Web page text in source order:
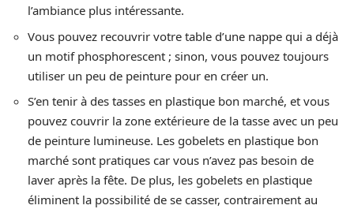
l’ambiance plus intéressante.
Vous pouvez recouvrir votre table d’une nappe qui a déjà
un motif phosphorescent ; sinon, vous pouvez toujours
utiliser un peu de peinture pour en créer un.
S’en tenir à des tasses en plastique bon marché, et vous
pouvez couvrir la zone extérieure de la tasse avec un peu
de peinture lumineuse. Les gobelets en plastique bon
marché sont pratiques car vous n’avez pas besoin de
laver après la fête. De plus, les gobelets en plastique
éliminent la possibilité de se casser, contrairement au